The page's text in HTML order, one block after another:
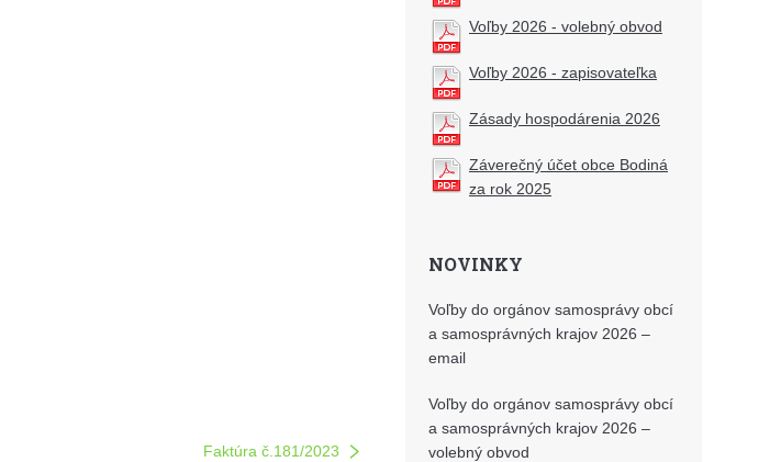
Faktúra č.181/2023
Voľby 2026 - volebný obvod
Voľby 2026 - zapisovateľka
Zásady hospodárenia 2026
Záverečný účet obce Bodiná
za rok 2025
NOVINKY
Voľby do orgánov samosprávy obcí
a samosprávných krajov 2026 –
email
Voľby do orgánov samosprávy obcí
a samosprávných krajov 2026 –
volebný obvod